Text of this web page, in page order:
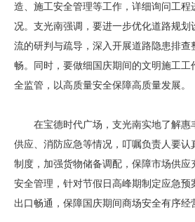
造、施工安全管理等工作，详细询问工
况。支光南强调，要进一步优化道路规
流的研判与疏导，深入开展道路隐患排查
畅。同时，要做细国庆期间的文明施工
全监管，以高质量安全保障高质量发展。
在宝德时代广场，支光南实地了解惠
供应、消防应急等情况，叮嘱负责人要认
制度，加强货物储备调配，保障市场供
安全管理，针对节假日高峰期制定应急
出口畅通，保障国庆期间商场安全有序经